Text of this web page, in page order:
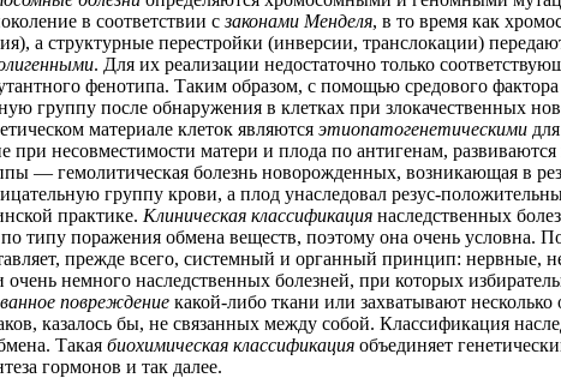
в соответствии сзаконами Менделя, в то время как
а структурные перестройки (инверсии, транслокации)
. Для их реализации недостаточно только
фенотипа. Таким образом, с помощью средового фактора
группу после обнаружения в клетках при злокачественных
материале клеток являются этиопатогенетическими
при несовместимости матери и плода по антигенам,
— гемолитическая болезнь новорожденных, возникающая в
группу крови, а плод унаследовал резус-
практике. Клиническая классификация наследственных
типу поражения обмена веществ, поэтому она очень условна.
прежде всего, системный и органный принцип: нервные,
немного наследственных болезней, при которых
повреждение какой-либо ткани или захватывают
казалось бы, не связанных между собой. Классификация
Такая биохимическая классификация объединяет
гормонов и так далее.